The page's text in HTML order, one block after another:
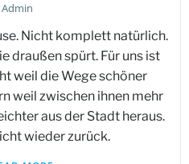
Admin
Nicht komplett natürlich.
draußen spürt. Für uns ist
weil die Wege schöner
weil zwischen ihnen mehr
aus der Stadt heraus.
wieder zurück.